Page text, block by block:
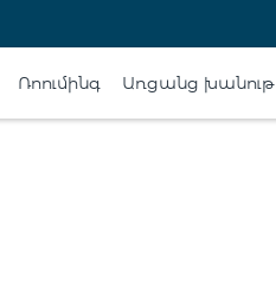
Ռոումինգ Առցանց խանութ